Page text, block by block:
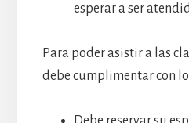
esperar a ser
Para poder asistir a las
debe cumplimentar con